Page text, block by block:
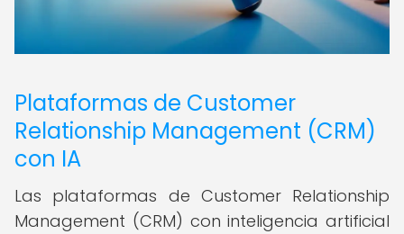
Plataformas de Customer
Relationship Management (CRM)
con IA
Las plataformas de Customer Relationship
Management (CRM) con inteligencia artificial